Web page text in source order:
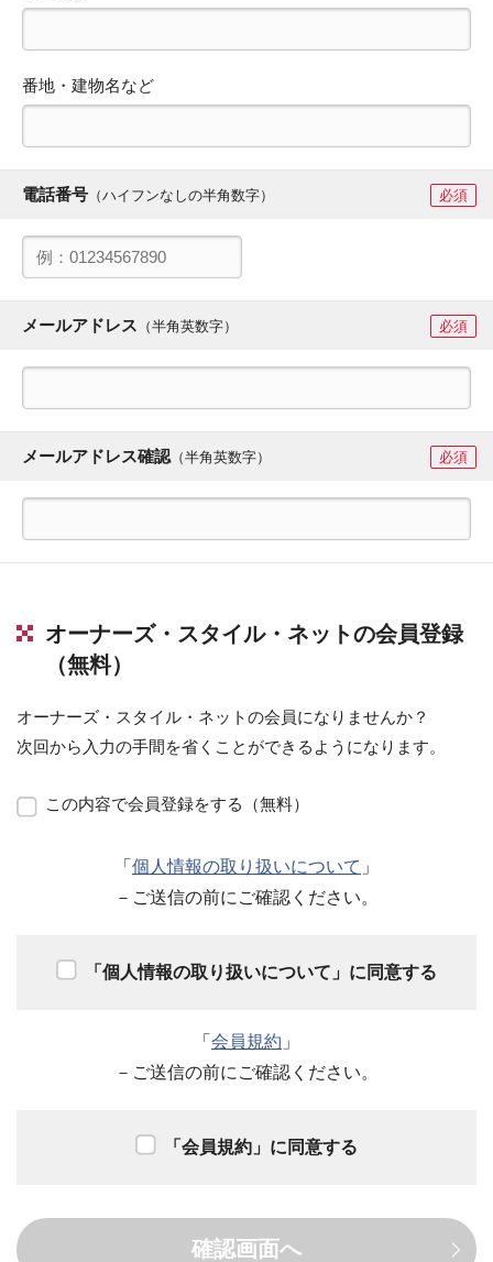
番地・建物名など
電話番号 （ハイフンなしの半角数字） 必須
メールアドレス （半角英数字） 必須
メールアドレス確認（半角英数字） 必須
オーナーズ・スタイル・ネットの会員登録
（無料）
オーナーズ・スタイル・ネットの会員になりませんか？
次回から入力の手間を省くことができるようになります。
この内容で会員登録をする（無料）
「 個人情報の取り扱いについて 」
－ご送信の前にご確認ください。
「個人情報の取り扱いについて」に同意する
「 会員規約 」
－ご送信の前にご確認ください。
「会員規約」に同意する
確認画面へ